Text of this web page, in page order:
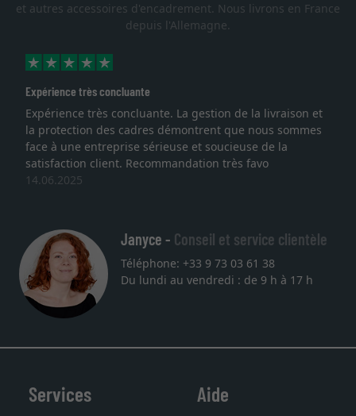
et autres accessoires d'encadrement. Nous livrons en France
depuis l'Allemagne.
Expérience très concluante
Expérience très concluante. La gestion de la livraison et
la protection des cadres démontrent que nous sommes
face à une entreprise sérieuse et soucieuse de la
satisfaction client. Recommandation très favo
14.06.2025
Janyce - Conseil et service clientèle
Téléphone: +33 9 73 03 61 38
Du lundi au vendredi : de 9 h à 17 h
Services Aide